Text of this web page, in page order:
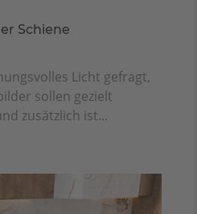
Schiene
Licht gefragt,
sollen gezielt
zusätzlich ist...